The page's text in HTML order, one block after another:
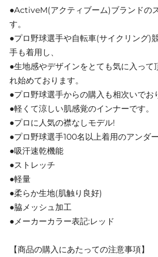
●ActiveM(アクティブーム)ブランドの
す。
●プロ野球選手や自転車(サイクリング)
手も着用し、
●生地感やデザインをとても気に入って
れ始めております。
●プロ野球選手からの購入も相次いでお
●軽くて涼しい肌感覚のインナーです。
●プロに人気の襟なしモデル!
●プロ野球選手100名以上着用のアンダ
●吸汗速乾機能
●ストレッチ
●軽量
●柔らか生地(肌触り良好)
●脇メッシュ加工
●メーカーカラー表記:レッド
【商品の購入にあたっての注意事項】